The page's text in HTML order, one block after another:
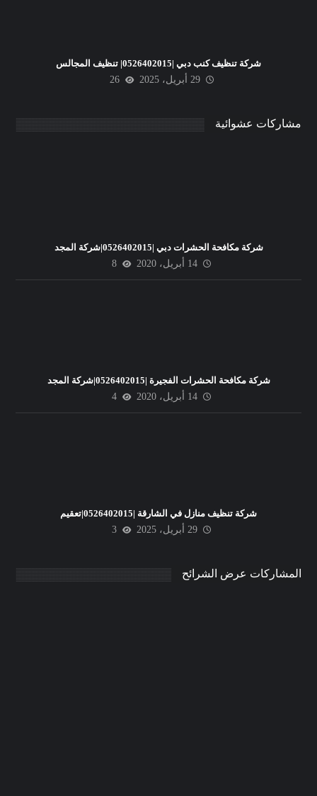
شركة تنظيف كنب دبي |0526402015| تنظيف المجالس
29 أبريل، 2025
26
مشاركات عشوائية
شركة مكافحة الحشرات دبي |0526402015|شركة المجد
14 أبريل، 2020
8
شركة مكافحة الحشرات الفجيرة |0526402015|شركة المجد
14 أبريل، 2020
4
شركة تنظيف منازل في الشارقة |0526402015|تعقيم
29 أبريل، 2025
3
المشاركات عرض الشرائح